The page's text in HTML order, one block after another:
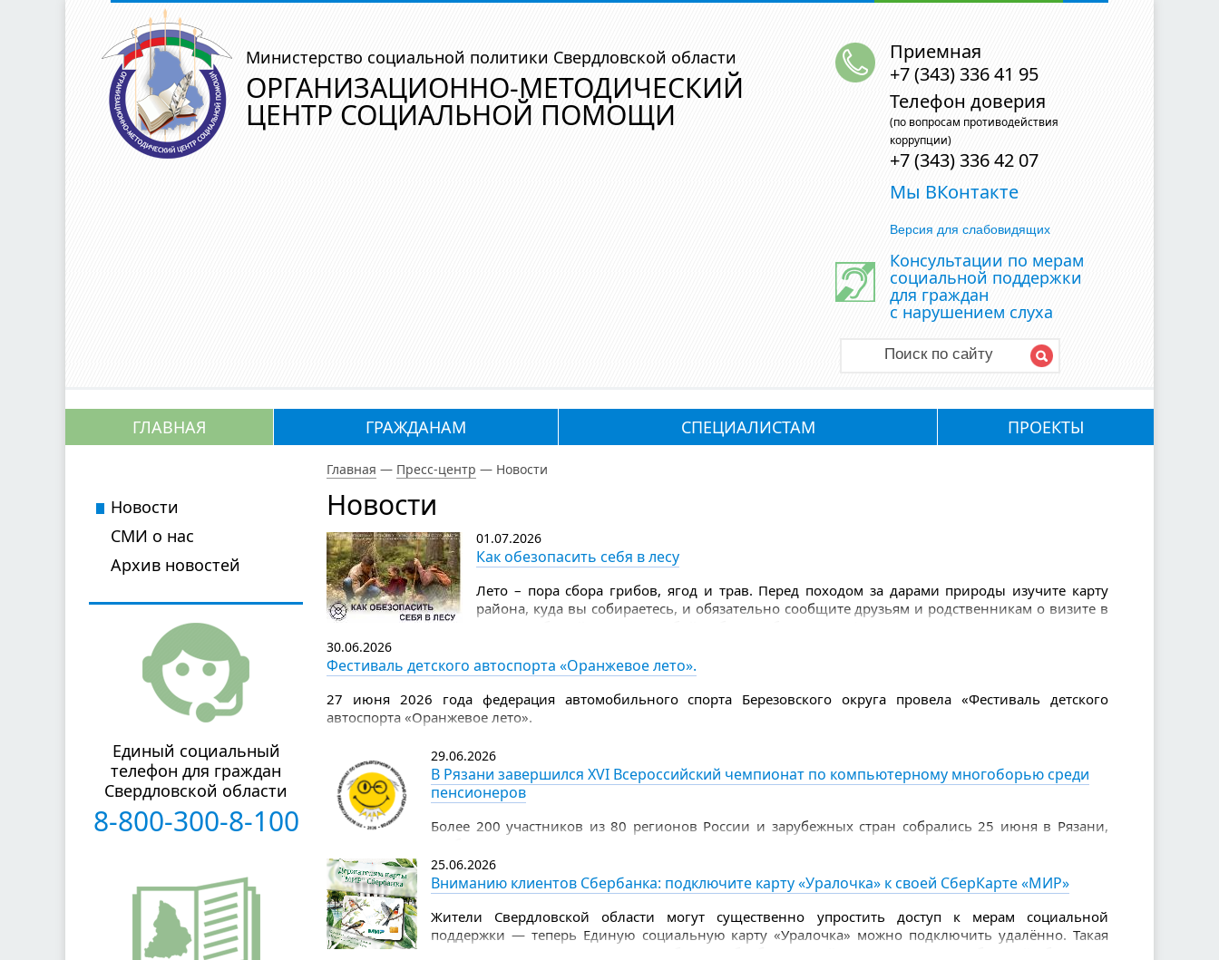
Министерство социальной политики Свердловской области
ОРГАНИЗАЦИОННО-МЕТОДИЧЕСКИЙ
ЦЕНТР СОЦИАЛЬНОЙ ПОМОЩИ
Приемная
+7 (343) 336 41 95
Телефон доверия
(по вопросам противодействия
коррупции)
+7 (343) 336 42 07
Мы ВКонтакте
Версия для слабовидящих
Консультации по мерам
социальной поддержки
для граждан
с нарушением слуха
Поиск по сайту
ГЛАВНАЯ ГРАЖДАНАМ СПЕЦИАЛИСТАМ ПРОЕКТЫ
Главная — Пресс-центр — Новости
Новости
01.07.2026
Как обезопасить себя в лесу
Лето – пора сбора грибов, ягод и трав. Перед походом за дарами природы изучите карту
района, куда вы собираетесь, и обязательно сообщите друзьям и родственникам о визите в
на 2–3 дня), еще положите пару пластырей, аэрозоль от насекомых, свисток, нож, фонарик.
Надевайте в лес всегда яркую одежду с длинными рукавами, так вы будете заметнее.
30.06.2026
Фестиваль детского автоспорта «Оранжевое лето».
27 июня 2026 года федерация автомобильного спорта Березовского округа провела «Фестиваль детского
автоспорта «Оранжевое лето».
29.06.2026
В Рязани завершился XVI Всероссийский чемпионат по компьютерному многоборью среди
пенсионеров
Более 200 участников из 80 регионов России и зарубежных стран собрались 25 июня в Рязани,
компьютерному многоборью среди пенсионеров.
25.06.2026
Вниманию клиентов Сбербанка: подключите карту «Уралочка» к своей СберКарте «МИР»
Жители Свердловской области могут существенно упростить доступ к мерам социальной
поддержки — теперь Единую социальную карту «Уралочка» можно подключить удалённо. Такая
Новости
СМИ о нас
Архив новостей
Единый социальный
телефон для граждан
Свердловской области
8-800-300-8-100